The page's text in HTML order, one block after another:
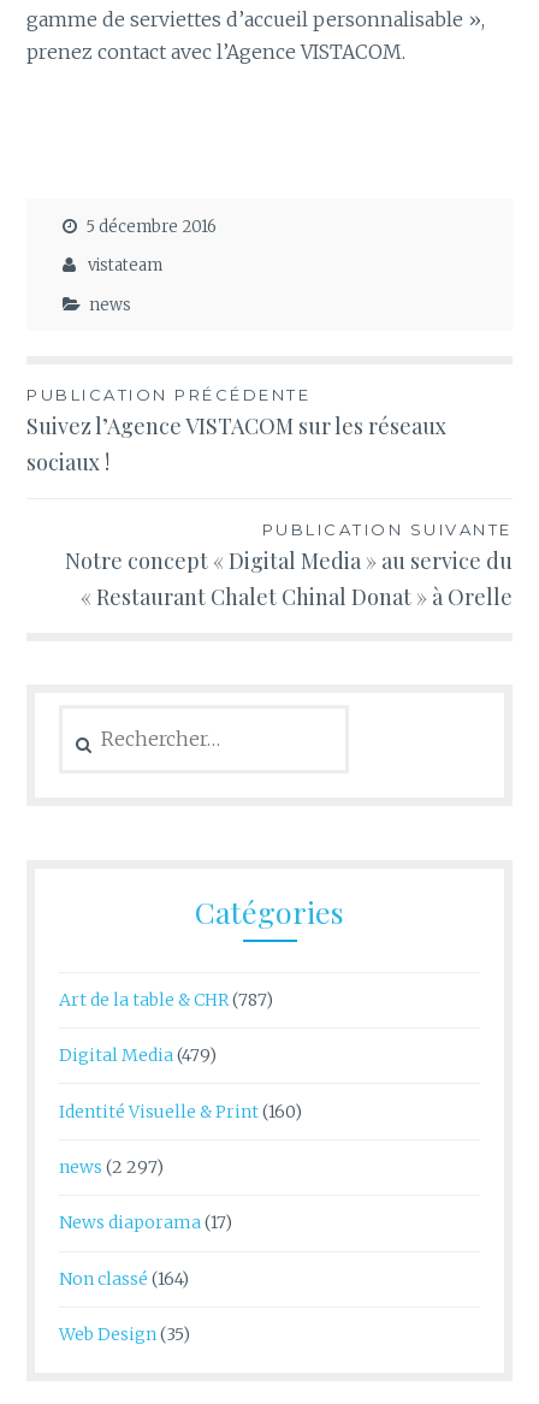
gamme de serviettes d’accueil personnalisable »,
prenez contact avec l’Agence VISTACOM.
5 décembre 2016
vistateam
news
Navigation
de
PUBLICATION PRÉCÉDENTE
Suivez l’Agence VISTACOM sur les réseaux
sociaux !
PUBLICATION SUIVANTE
Notre concept « Digital Media » au service du
« Restaurant Chalet Chinal Donat » à Orelle
Catégories
Art de la table & CHR(787)
Digital Media(479)
Identité Visuelle & Print(160)
news (2 297)
News diaporama(17)
Non classé (164)
Web Design(35)